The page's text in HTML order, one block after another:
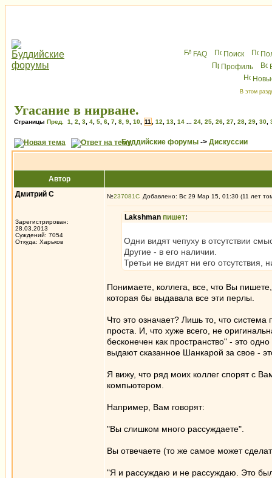
FAQ Поиск
Профиль
В этом
Угасание в нирване.
Страницы Пред. 1 2 3 4 5 6 7 8 9 10 11 12 13 14 24 25 26 27 28 29 30
Буддийские форумы -> Дискуссии
Автор
Дмитрий С
Зарегистрирован:
28.03.2013
Суждений: 7054
Откуда: Харьков
№237081 Добавлено: Вс 29 Мар 15, 01:30 (11 лет
Lakshman пишет:
Одни видят чепуху в отсутствии
Другие - в его наличии.
Третьи не видят ни его отсутствия,
Понимаете, коллега, все, что Вы
которая бы выдавала все эти перлы.
Что это означает? Лишь то, что
проста. И, что хуже всего, не
бесконечен как пространство" - это
выдают сказанное Шанкарой за свое -
Я вижу, что ряд моих коллег спорят с
компьютером.
Например, Вам говорят:
"Вы слишком много рассуждаете".
Вы отвечаете (то же самое может
"Я и рассуждаю и не рассуждаю. Это